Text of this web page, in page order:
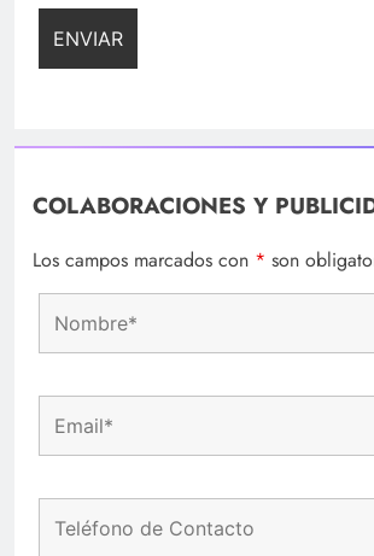
COLABORACIONES Y
Los campos marcados con * son